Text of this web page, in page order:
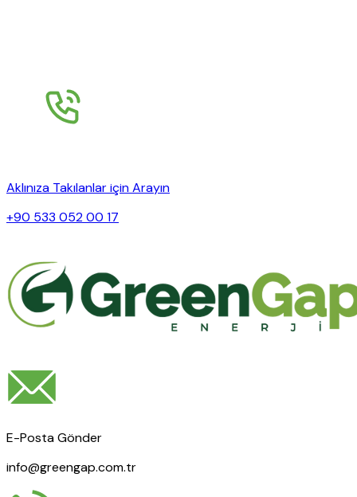
Aklınıza Takılanlar için Arayın
+90 533 052 00 17
E-Posta Gönder
info@greengap.com.tr